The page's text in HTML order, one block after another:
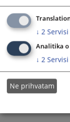
↓ 2
Analitika o
↓ 2
Ne prihvatam